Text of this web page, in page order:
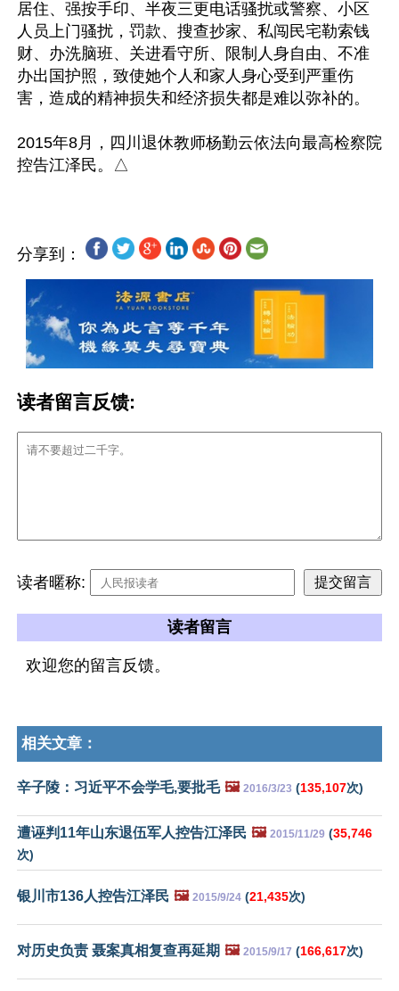
居住、强按手印、半夜三更电话骚扰或警察、小区
人员上门骚扰，罚款、搜查抄家、私闯民宅勒索钱
财、办洗脑班、关进看守所、限制人身自由、不准
办出国护照，致使她个人和家人身心受到严重伤
害，造成的精神损失和经济损失都是难以弥补的。
2015年8月，四川退休教师杨勤云依法向最高检察院
分享到：
读者留言反馈:
读者暱称:
读者留言
欢迎您的留言反馈。
相关文章：
辛子陵：习近平不会学毛,要批毛 🖼️ 2016/3/23 (135,107次)
遭诬判11年山东退伍军人控告江泽民 🖼️ 2015/11/29 (35,746
次)
银川市136人控告江泽民 🖼️ 2015/9/24 (21,435次)
对历史负责 聂案真相复查再延期 🖼️ 2015/9/17 (166,617次)